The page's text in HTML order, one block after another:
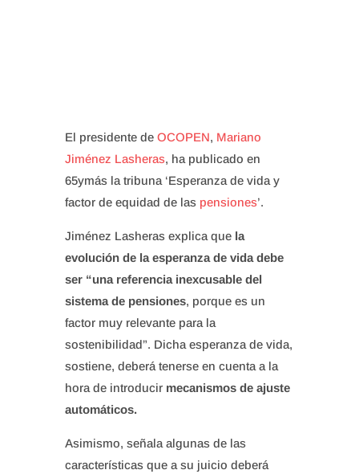
El presidente de OCOPEN, Mariano
Jiménez Lasheras, ha publicado en
65ymás la tribuna ‘Esperanza de vida y
factor de equidad de las pensiones’.
Jiménez Lasheras explica que la
evolución de la esperanza de vida debe
ser “una referencia inexcusable del
sistema de pensiones, porque es un
factor muy relevante para la
sostenibilidad”. Dicha esperanza de vida,
sostiene, deberá tenerse en cuenta a la
hora de introducir mecanismos de ajuste
automáticos.
Asimismo, señala algunas de las
características que a su juicio deberá